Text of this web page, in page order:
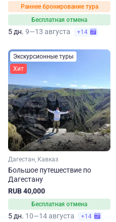
Раннее бронирование тура
Бесплатная отмена
5 дн. 9—13 августа +14
Экскурсионные туры
Хит
Дагестан, Кавказ
Большое путешествие по
Дагестану
RUB 40,000
Бесплатная отмена
5 дн. 10—14 августа +14